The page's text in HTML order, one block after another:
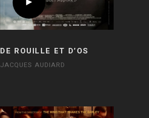
DE ROUILLE ET D’OS
JACQUES AUDIARD